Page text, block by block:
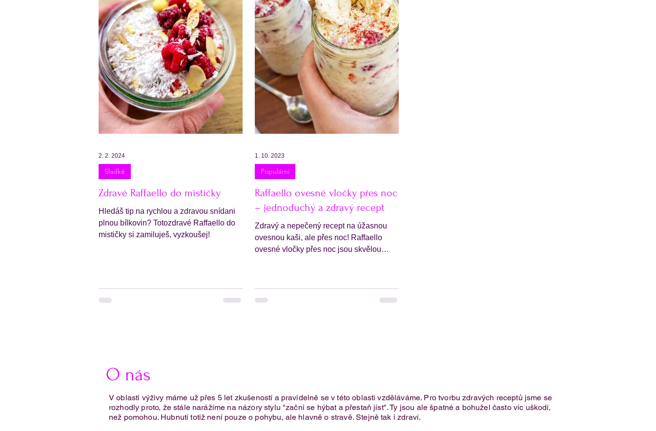
Zdravé Raffaello do mističky
Hledáš tip na rychlou a zdravou snídani
plnou bílkovin? Totozdravé Raffaello do
mističky si zamiluješ, vyzkoušej!
Sladké
2. 2. 2024
Raffaello ovesné vločky přes noc
– jednoduchý a zdravý recept
Zdravý a nepečený recept na úžasnou
ovesnou kaši, ale přes noc! Raffaello
ovesné vločky přes noc jsou skvělou
Populární
1. 10. 2023
O nás
V oblasti výživy máme už přes 5 let zkušeností a pravidelně se v této oblasti vzděláváme. Pro tvorbu zdravých receptů jsme se
rozhodly proto, že stále narážíme na názory stylu "začni se hýbat a přestaň jíst". Ty jsou ale špatné a bohužel často víc uškodí,
než pomohou. Hubnutí totiž není pouze o pohybu, ale hlavně o stravě. Stejně tak i zdraví.